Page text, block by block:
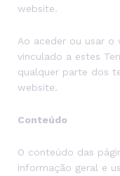
website.
Ao aceder ou usar
vinculado a estes
qualquer parte dos
website.
Conteúdo
O conteúdo das
informação geral e